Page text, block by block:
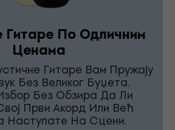
Гитаре По Одличним
Ценама
Гитаре Вам Пружају
Без Великог Буџета.
Без Обзира Да Ли
Први Акорд Или Већ
Наступате На Сцени.